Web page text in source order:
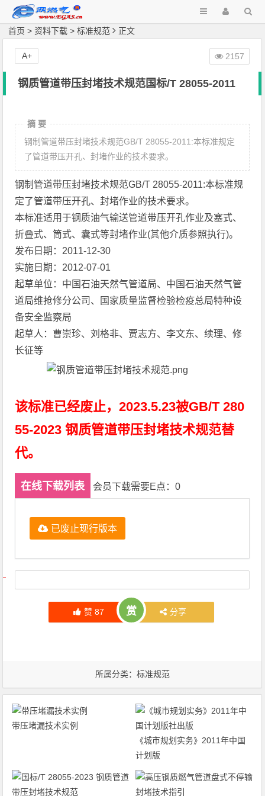
首页 >资料下载 >标准规范 正文
钢质管道带压封堵技术规范国标/T 28055-2011
摘 要
钢制管道带压封堵技术规范GB/T 28055-2011:本标准规定
了管道带压开孔、封堵作业的技术要求。
钢制管道带压封堵技术规范GB/T 28055-2011:本标准规
定了管道带压开孔、封堵作业的技术要求。
本标准适用于钢质油气输送管道带压开孔作业及塞式、
折叠式、筒式、囊式等封堵作业(其他介质参照执行)。
发布日期：2011-12-30
实施日期：2012-07-01
起草单位：中国石油天然气管道局、中国石油天然气管
道局维抢修分公司、国家质量监督检验检疫总局特种设
备安全监察局
起草人：曹崇珍、刘格非、贾志方、李文东、续理、修
长征等
该标准已经废止，2023.5.23被GB/T 280
55-2023 钢质管道带压封堵技术规范替
代。
在线下载列表 会员下载需要E点：0
已废止现行版本
文章导航
赞 87 赏 分享
2157
A+
所属分类： 标准规范
带压堵漏技术实例
《城市规划实务》2011年中国
计划版